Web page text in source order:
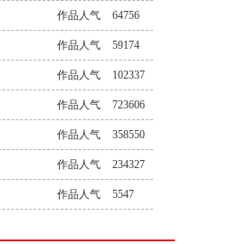
64756
作品人气
59174
作品人气
102337
作品人气
723606
作品人气
358550
作品人气
234327
作品人气
5547
作品人气